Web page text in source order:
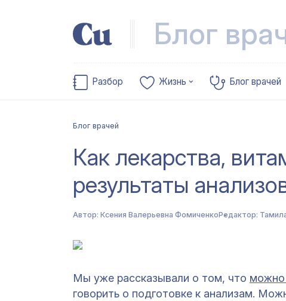
Блог
Разбор Жизнь Блог врачей
Блог врачей
Как лекарства,
результаты
Автор: Ксения Валерьевна ФомиченкоРедактор:
Мы уже рассказывали о том, что можно
говорить о подготовке к анализам.